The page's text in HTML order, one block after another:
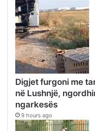
Digjet furgoni me
në Lushnjë,
ngarkesës
9 hours ago